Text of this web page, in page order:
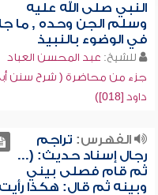
النبي صلى الله عليه
وسلم الجن وحده , ما
في الوضوء بالنبيذ
للشيخ: عبد المحسن العباد
جزء من محاضرة ( شرح سنن
داود [018])
الفهرس: تراجم
رجال إسناد حديث: (...
ثم قام فصلى بيني
وبينه ثم قال: هكذا رأيت